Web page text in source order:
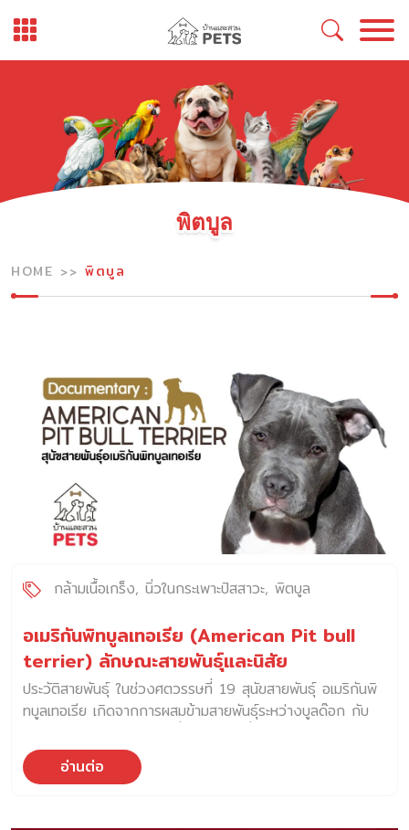
to
พิตบูล
HOME พิตบูล
กล้ามเนื้อเกร็ง นิ่วในกระเพาะปัสสาวะ พิตบูล
อเมริกันพิทบูลเทอเรีย (American Pit bull
terrier) ลักษณะสายพันธุ์และนิสัย
ประวัติสายพันธุ์ ในช่วงศตวรรษที่ 19 สุนัขสายพันธุ์ อเมริกันพิ
ทบูลเทอเรีย เกิดจากการผสมข้ามสายพันธุ์ระหว่างบูลด๊อก กับ
ความปราดเปรียว จนได้รับรางวัลสุนัขสายพันธุ์ผสมที่มีความแข็ง
แรงและความน่าประทับใจ นอกจากนี้ อเมริกันพิทบูลยังถูกใช้
อ่านต่อ